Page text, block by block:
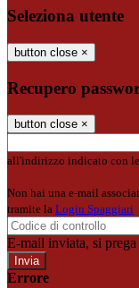
Seleziona utente
button close ×
Recupero
button close ×
all'indirizzo indicato con
Non hai una e-mail
tramite la Login Spaggiari
E-mail inviata, si
Errore